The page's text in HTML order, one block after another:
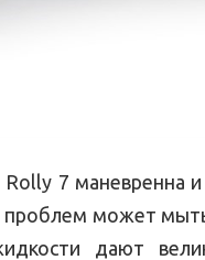
7 маневренна
может
дают